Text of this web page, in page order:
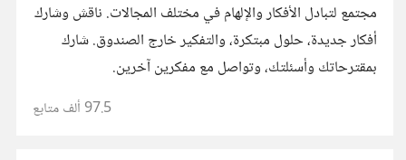
مجتمع لتبادل الأفكار والإلهام في مختلف المجالات. ناقش وشارك
أفكار جديدة، حلول مبتكرة، والتفكير خارج الصندوق. شارك
بمقترحاتك وأسئلتك، وتواصل مع مفكرين آخرين.
97.5 ألف متابع